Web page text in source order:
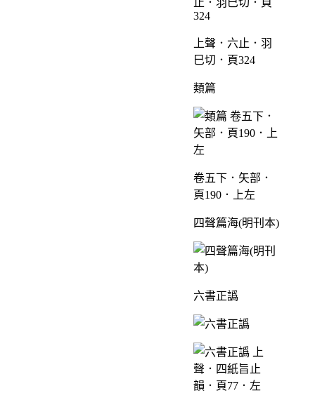
上聲．六止．羽
巳切．頁324
類篇
卷五下．矢部．
頁190．上左
四聲篇海(明刊本)
六書正譌